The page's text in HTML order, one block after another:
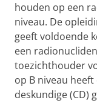
houden op een
niveau. De
geeft voldoende
een
toezichthouder
op B niveau
deskundige (CD)